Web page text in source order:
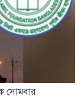
সোমবার